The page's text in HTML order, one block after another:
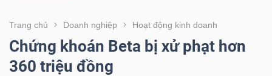
Trang chủ Doanh nghiệp Hoạt động kinh doanh
Chứng khoán Beta bị xử phạt hơn
360 triệu đồng
CHỨNG